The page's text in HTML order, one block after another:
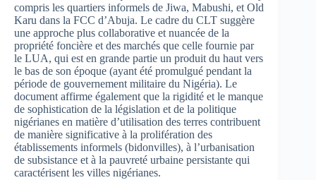
compris les quartiers informels de Jiwa, Mabushi, et Old
Karu dans la FCC d’Abuja. Le cadre du CLT suggère
une approche plus collaborative et nuancée de la
propriété foncière et des marchés que celle fournie par
le LUA, qui est en grande partie un produit du haut vers
le bas de son époque (ayant été promulgué pendant la
période de gouvernement militaire du Nigéria). Le
document affirme également que la rigidité et le manque
de sophistication de la législation et de la politique
nigérianes en matière d’utilisation des terres contribuent
de manière significative à la prolifération des
établissements informels (bidonvilles), à l’urbanisation
de subsistance et à la pauvreté urbaine persistante qui
caractérisent les villes nigérianes.